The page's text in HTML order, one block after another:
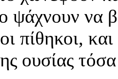
ψάχνουν να
πίθηκοι,
ουσίας